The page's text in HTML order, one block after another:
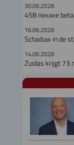
30.06.2026
458 nieuwe
16.06.2026
Schaduw in de
14.06.2026
Zuidas krijgt 73